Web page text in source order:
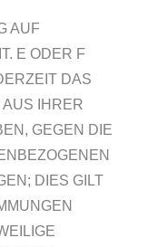
AUF
E ODER F
DAS
AUS IHRER
GEGEN DIE
DIES GILT